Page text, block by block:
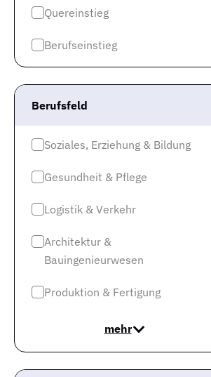
Quereinstieg
Berufseinstieg
Berufsfeld
Soziales, Erziehung & Bildung
Gesundheit & Pflege
Logistik & Verkehr
Architektur &
Bauingenieurwesen
Produktion & Fertigung
mehr